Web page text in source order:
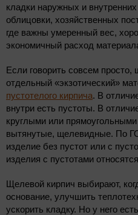
кладки наружных и внутренних
облицовки, хозяйственных
где важны умеренный вес,
экономичный расход
Если говорить совсем
отдельный «экзотический»
пустотелого кирпича. В
внутри есть пустоты. В
круглыми или
вытянутые, щелевидные. По
изделие без пустот или с
изделия с пустотами
Щелевой кирпич выбирают,
основание, улучшить
ускорить кладку. Но у него